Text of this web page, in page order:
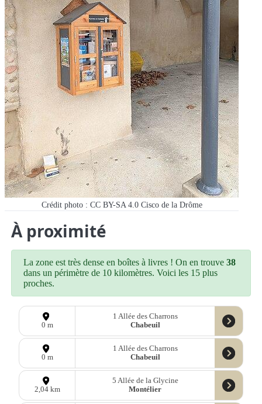
Crédit photo : CC BY-SA 4.0 Cisco de la Drôme
À proximité
La zone est très dense en boîtes à livres ! On en trouve38
dans un périmètre de 10 kilomètres. Voici les 15 plus
proches.
0 m
1 Allée des Charrons
Chabeuil
0 m
1 Allée des Charrons
Chabeuil
2,04 km
5 Allée de la Glycine
Montélier